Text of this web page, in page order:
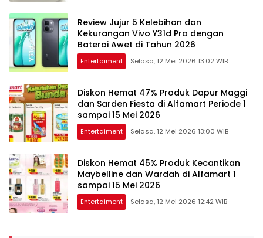
Review Jujur 5 Kelebihan dan
Kekurangan Vivo Y31d Pro dengan
Baterai Awet di Tahun 2026
Entertaiment Selasa, 12 Mei 2026 13:02 WIB
Diskon Hemat 47% Produk Dapur Maggi
dan Sarden Fiesta di Alfamart Periode 1
sampai 15 Mei 2026
Entertaiment Selasa, 12 Mei 2026 13:00 WIB
Diskon Hemat 45% Produk Kecantikan
Maybelline dan Wardah di Alfamart 1
sampai 15 Mei 2026
Entertaiment Selasa, 12 Mei 2026 12:42 WIB